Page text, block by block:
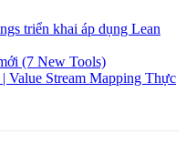
triển khai áp dụng Lean
(7 New Tools)
Stream Mapping Thực